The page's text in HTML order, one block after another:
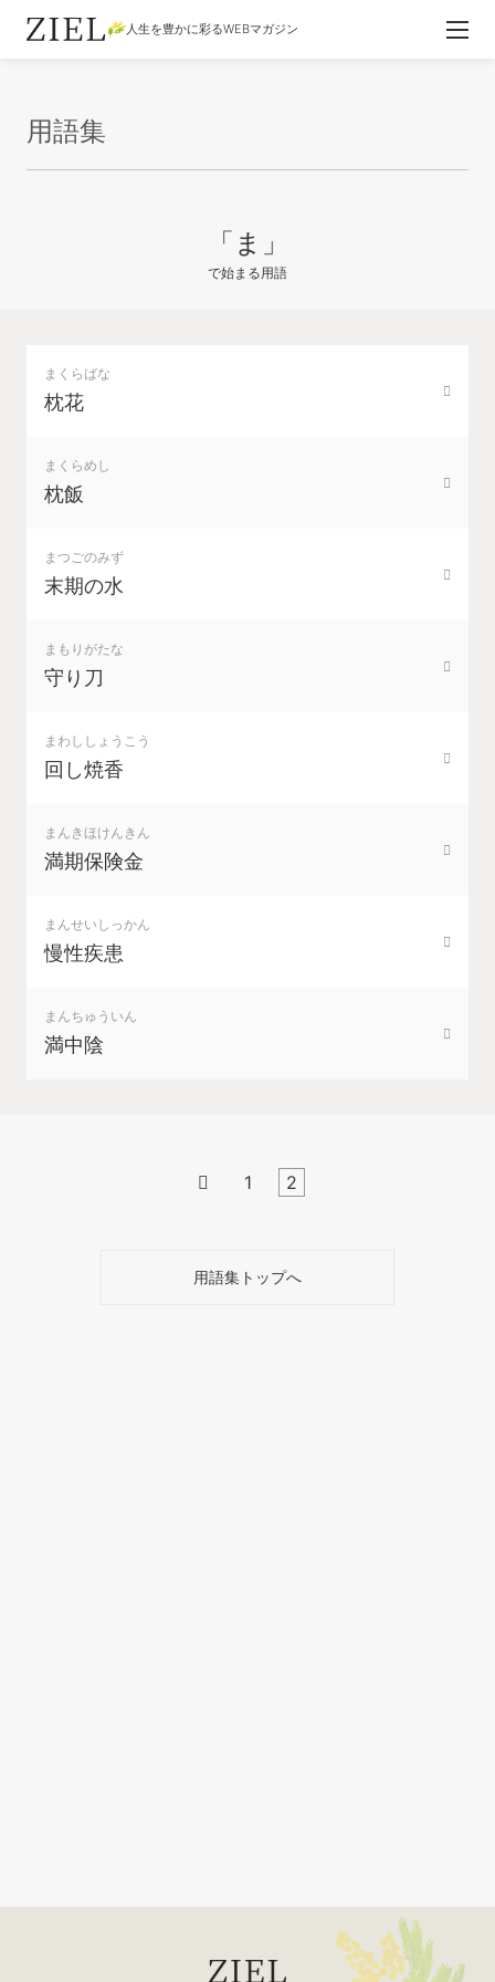
人生を豊かに彩るWEBマガジン
用語集
「ま」
で始まる用語
まくらばな
枕花
まくらめし
枕飯
まつごのみず
末期の水
まもりがたな
守り刀
まわししょうこう
回し焼香
まんきほけんきん
満期保険金
まんせいしっかん
慢性疾患
まんちゅういん
満中陰
 1 2
用語集トップへ